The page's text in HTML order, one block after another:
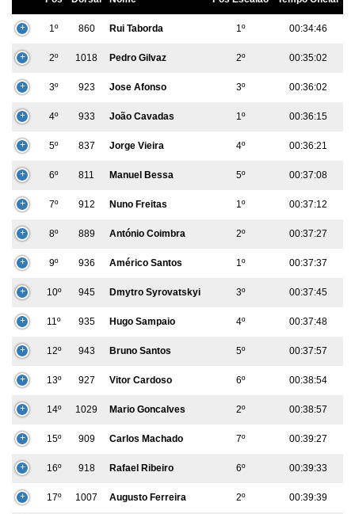
1º 860 Rui Taborda 1º 00:34:46
2º 1018 Pedro Gilvaz 2º 00:35:02
3º 923 Jose Afonso 3º 00:36:02
4º 933 João Cavadas 1º 00:36:15
5º 837 Jorge Vieira 4º 00:36:21
6º 811 Manuel Bessa 5º 00:37:08
7º 912 Nuno Freitas 1º 00:37:12
8º 889 António Coimbra 2º 00:37:27
9º 936 Américo Santos 1º 00:37:37
10º 945 Dmytro Syrovatskyi 3º 00:37:45
11º 935 Hugo Sampaio 4º 00:37:48
12º 943 Bruno Santos 5º 00:37:57
13º 927 Vitor Cardoso 6º 00:38:54
14º 1029 Mario Goncalves 2º 00:38:57
15º 909 Carlos Machado 7º 00:39:27
16º 918 Rafael Ribeiro 6º 00:39:33
17º 1007 Augusto Ferreira 2º 00:39:39